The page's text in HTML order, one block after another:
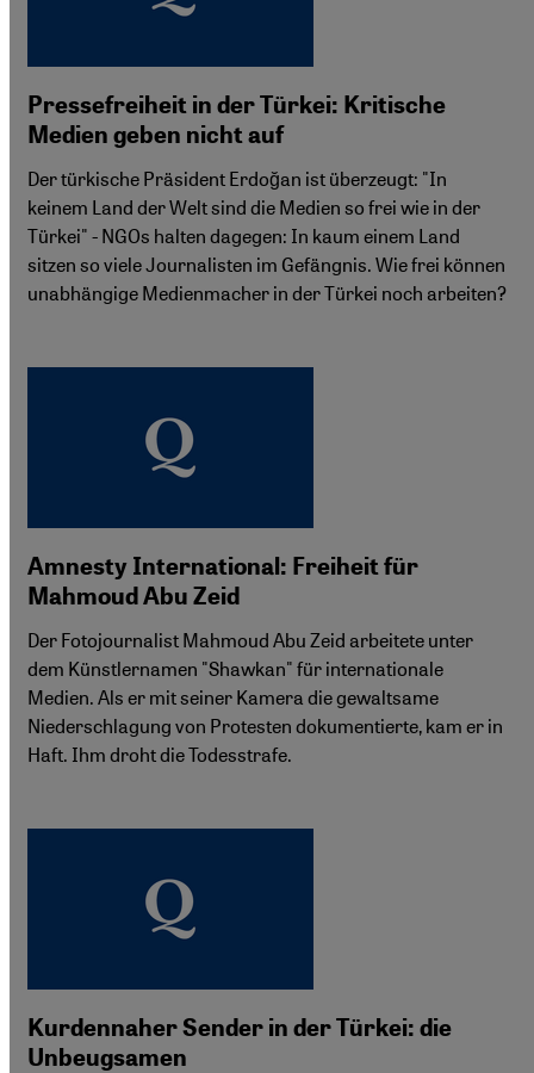
Pressefreiheit in der Türkei: Kritische
Medien geben nicht auf
Der türkische Präsident Erdoğan ist überzeugt: "In
keinem Land der Welt sind die Medien so frei wie in der
Türkei" - NGOs halten dagegen: In kaum einem Land
sitzen so viele Journalisten im Gefängnis. Wie frei können
unabhängige Medienmacher in der Türkei noch arbeiten?
Amnesty International: Freiheit für
Mahmoud Abu Zeid
Der Fotojournalist Mahmoud Abu Zeid arbeitete unter
dem Künstlernamen "Shawkan" für internationale
Medien. Als er mit seiner Kamera die gewaltsame
Niederschlagung von Protesten dokumentierte, kam er in
Haft. Ihm droht die Todesstrafe.
Kurdennaher Sender in der Türkei: die
Unbeugsamen